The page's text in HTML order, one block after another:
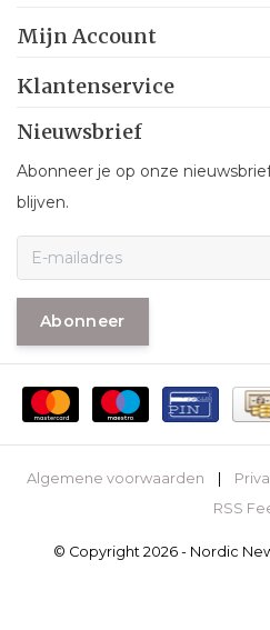
Mijn Account
Klantenservice
Nieuwsbrief
Abonneer je op onze
blijven.
Abonneer
Algemene voorwaarden |
RSS
© Copyright 2026 - Nordic